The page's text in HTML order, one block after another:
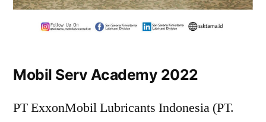
Mobil Serv Academy 2022
PT ExxonMobil Lubricants Indonesia (PT.